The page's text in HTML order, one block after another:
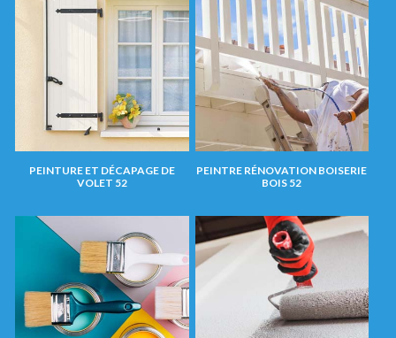
PEINTURE ET DÉCAPAGE DE
VOLET 52
PEINTRE RÉNOVATION BOISERIE
BOIS 52